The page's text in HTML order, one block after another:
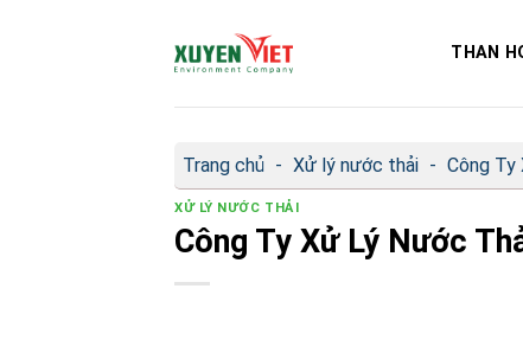
THAN
Trang chủ - Xử lý nước thải - Công Ty
XỬ LÝ NƯỚC THẢI
Công Ty Xử Lý Nước